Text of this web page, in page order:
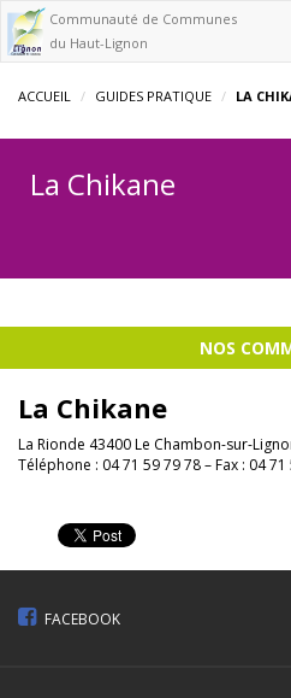
Communauté de Communes
du Haut-Lignon
ACCUEIL GUIDES PRATIQUE LA
La Chikane
NOS
La Chikane
La Rionde 43400 Le Chambon-sur-
Téléphone : 04 71 59 79 78 – Fax : 04 71
FACEBOOK